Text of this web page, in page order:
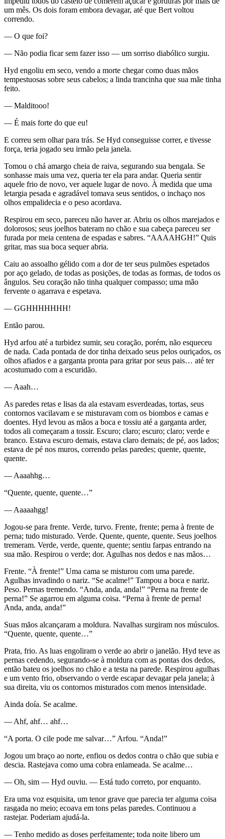
um mês. Os dois foram embora devagar, até que Bert voltou
correndo.
— O que foi?
— Não podia ficar sem fazer isso — um sorriso diabólico surgiu.
Hyd engoliu em seco, vendo a morte chegar como duas mãos
tempestuosas sobre seus cabelos; a linda trancinha que sua mãe tinha
feito.
— Malditooo!
— É mais forte do que eu!
E correu sem olhar para trás. Se Hyd conseguisse correr, e tivesse
força, teria jogado seu irmão pela janela.
Tomou o chá amargo cheia de raiva, segurando sua bengala. Se
sonhasse mais uma vez, queria ter ela para andar. Queria sentir
aquele frio de novo, ver aquele lugar de novo. À medida que uma
letargia pesada e agradável tomava seus sentidos, o inchaço nos
olhos empalidecia e o peso acordava.
Respirou em seco, pareceu não haver ar. Abriu os olhos marejados e
dolorosos; seus joelhos bateram no chão e sua cabeça pareceu ser
furada por meia centena de espadas e sabres. “AAAAHGH!” Quis
gritar, mas sua boca sequer abria.
Caiu ao assoalho gélido com a dor de ter seus pulmões espetados
por aço gelado, de todas as posições, de todas as formas, de todos os
ângulos. Seu coração não tinha qualquer compasso; uma mão
fervente o agarrava e espetava.
— GGHHHHHHH!
Então parou.
Hyd arfou até a turbidez sumir, seu coração, porém, não esqueceu
de nada. Cada pontada de dor tinha deixado seus pelos ouriçados, os
olhos afiados e a garganta pronta para gritar por seus pais… até ter
acostumado com a escuridão.
— Aaah…
As paredes retas e lisas da ala estavam esverdeadas, tortas, seus
contornos vacilavam e se misturavam com os biombos e camas e
doentes. Hyd levou as mãos a boca e tossiu até a garganta arder,
todos ali começaram a tossir. Escuro; claro; escuro; claro; verde e
branco. Estava escuro demais, estava claro demais; de pé, aos lados;
estava de pé nos muros, correndo pelas paredes; quente, quente,
quente.
— Aaaahhg…
“Quente, quente, quente…”
— Aaaaahgg!
Jogou-se para frente. Verde, turvo. Frente, frente; perna à frente de
perna; tudo misturado. Verde. Quente, quente, quente. Seus joelhos
tremeram. Verde, verde, quente, quente; sentiu farpas entrando na
sua mão. Respirou o verde; dor. Agulhas nos dedos e nas mãos…
Frente. “À frente!” Uma cama se misturou com uma parede.
Agulhas invadindo o nariz. “Se acalme!” Tampou a boca e nariz.
Peso. Pernas tremendo. “Anda, anda, anda!” “Perna na frente de
perna!” Se agarrou em alguma coisa. “Perna à frente de perna!
Anda, anda, anda!”
Suas mãos alcançaram a moldura. Navalhas surgiram nos músculos.
“Quente, quente, quente…”
Prata, frio. As luas engoliram o verde ao abrir o janelão. Hyd teve as
pernas cedendo, segurando-se à moldura com as pontas dos dedos,
então bateu os joelhos no chão e a testa na parede. Respirou agulhas
e um vento frio, observando o verde escapar devagar pela janela; à
sua direita, viu os contornos misturados com menos intensidade.
Ainda doía. Se acalme.
— Ahf, ahf… ahf…
“A porta. O cile pode me salvar…” Arfou. “Anda!”
Jogou um braço ao norte, enfiou os dedos contra o chão que subia e
descia. Rastejava como uma cobra enlameada. Se acalme…
— Oh, sim — Hyd ouviu. — Está tudo correto, por enquanto.
Era uma voz esquisita, um tenor grave que parecia ter alguma coisa
rasgada no meio; ecoava em tons pelas paredes. Continuou a
rastejar. Poderiam ajudá-la.
— Tenho medido as doses perfeitamente; toda noite libero um